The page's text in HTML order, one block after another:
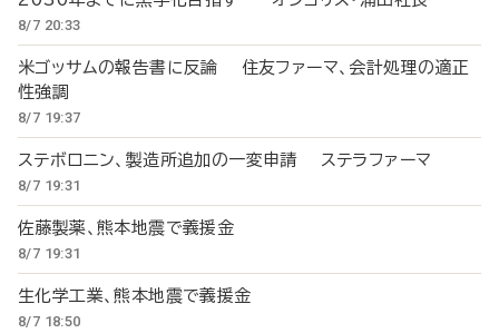
8/7 20:33
米ゴッサムの報告書に反論 住友ファーマ、会計処理の適正
性強調
8/7 19:37
ステボロニン、製造所追加の一変申請 ステラファーマ
8/7 19:31
佐藤製薬、熊本地震で義援金
8/7 19:31
生化学工業、熊本地震で義援金
8/7 18:50